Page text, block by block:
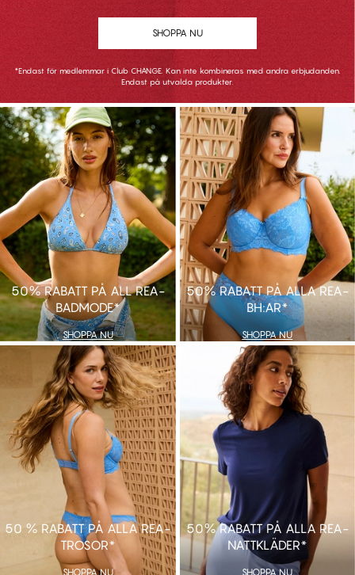
SHOPPA NU
*Endast för medlemmar i Club CHANGE. Kan inte kombineras med andra erbjudanden.
Endast på utvalda produkter.
SHOPPA NU
50% RABATT PÅ ALL REA-
BADMODE*
SHOPPA NU
SHOPPA NU
50% RABATT PÅ ALLA REA-
BH:AR*
SHOPPA NU
SHOPPA NU
50 % RABATT PÅ ALLA REA-
TROSOR*
SHOPPA NU
SHOPPA NU
50% RABATT PÅ ALLA REA-
NATTKLÄDER*
SHOPPA NU